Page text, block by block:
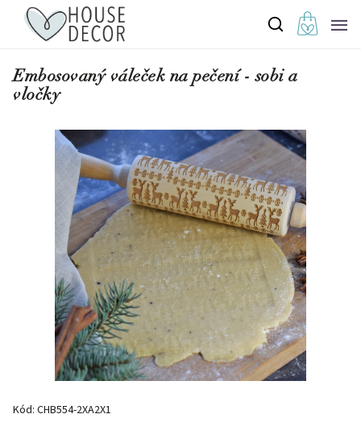
Embosovaný váleček na pečení - sobi a
vločky
Kód: CHB554-2XA2X1